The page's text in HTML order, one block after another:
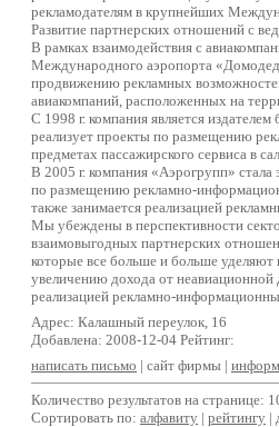
рекламодателям в крупнейших
Развитие партнерских отношений с
В рамках взаимодействия с
Международного аэропорта
продвижению рекламных
авиакомпаний, расположенных на
С 1998 г. компания является
реализует проекты по размещению
предметах пассажирского сервиса в
В 2005 г. компания «Аэрогрупп»
по размещению рекламно-
также занимается реализацией
Мы убеждены в перспективности
взаимовыгодных партнерских
которые все больше и больше
увеличению дохода от неавиационной
реализацией рекламно-
Адрес: Калашный переулок, 16
Добавлена: 2008-12-04 Рейтинг:
написать письмо | сайт фирмы |
Количество результатов на странице:
Сортировать по: алфавиту | рейтингу |